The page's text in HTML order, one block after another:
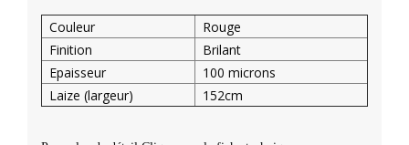
Couleur
Rouge
Finition
Brilant
Epaisseur
100 microns
Laize (largeur)
152cm